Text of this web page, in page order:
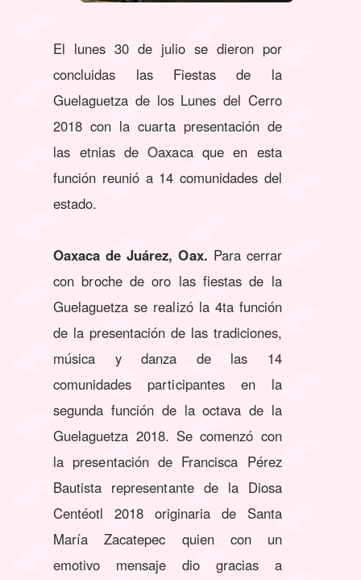
El lunes 30 de julio se dieron por
concluidas las Fiestas de la
Guelaguetza de los Lunes del Cerro
2018 con la cuarta presentación de
las etnias de Oaxaca que en esta
función reunió a 14 comunidades del
estado.
Oaxaca de Juárez, Oax. Para cerrar
con broche de oro las fiestas de la
Guelaguetza se realizó la 4ta función
de la presentación de las tradiciones,
música y danza de las 14
comunidades participantes en la
segunda función de la octava de la
Guelaguetza 2018. Se comenzó con
la presentación de Francisca Pérez
Bautista representante de la Diosa
Centéotl 2018 originaria de Santa
María Zacatepec quien con un
emotivo mensaje dio gracias a